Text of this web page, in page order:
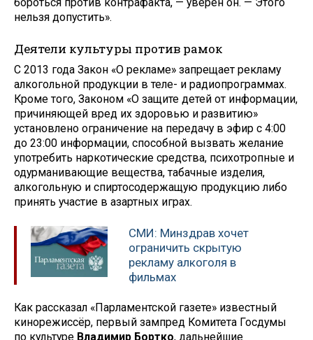
нельзя допустить».
Деятели культуры против рамок
С 2013 года Закон «О рекламе» запрещает рекламу
алкогольной продукции в теле- и радиопрограммах.
Кроме того, Законом «О защите детей от информации,
причиняющей вред их здоровью и развитию»
установлено ограничение на передачу в эфир с 4:00
до 23:00 информации, способной вызвать желание
употребить наркотические средства, психотропные и
одурманивающие вещества, табачные изделия,
алкогольную и спиртосодержащую продукцию либо
принять участие в азартных играх.
СМИ: Минздрав хочет
ограничить скрытую
рекламу алкоголя в
фильмах
Как рассказал «Парламентской газете» известный
кинорежиссёр, первый зампред Комитета Госдумы
по культуре Владимир Бортко, дальнейшие